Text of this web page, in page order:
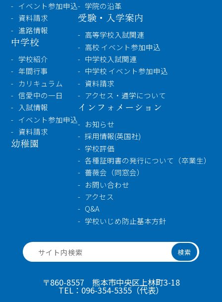
イベント参加申込
資料請求
進路情報
中学校
学校紹介
年間行事
カリキュラム
信愛中の一日
入試情報
イベント参加申込
資料請求
幼稚園
学院の沿革
受験・入学案内
高等学校入試関連
高校 イベント参加申込
中学校入試関連
中学校 イベント参加申込
資料請求
アクセス・通学について
インフォメーション
お知らせ
採用情報(英国社)
学校評価
各種証明書の発行について（卒業生）
薔薇会（同窓会）
お問い合わせ
アクセス
Q&A
学校いじめ防止基本方針
検索
〒860-8557 熊本市中央区上林町3-18
TEL： 096-354-5355（代表）